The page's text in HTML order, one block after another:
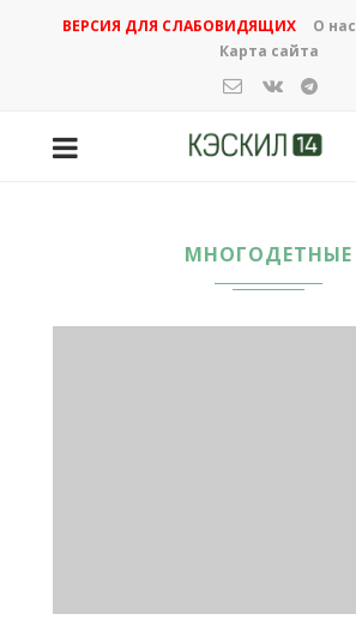
ВЕРСИЯ ДЛЯ СЛАБОВИДЯЩИХ О нас
Карта сайта
МНОГОДЕТНЫЕ